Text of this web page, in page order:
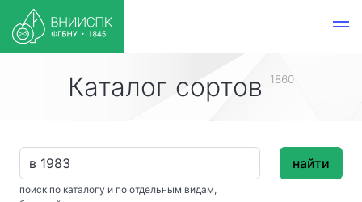
Каталог сортов 1860
поиск по каталогу и по отдельным видам,
найти